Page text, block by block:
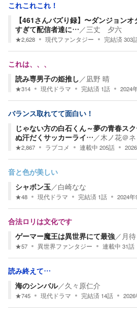
これこれこれ！
【461さんバズり録】〜ダンジョン
すぎて配信者達に…／三丈 夕六
★2,628 現代ファンタジー 完結済303
これは、、、
読み専男子の姫推し／凪野 晴
★314 現代ドラマ 完結済 1話 2024
バランス取れてて面白い！
じゃない方の白石くん～夢の青春ス
ぬ汗だくサッカーライ…／木ノ花＠
★2,867 ラブコメ 連載中 205話
音と色が美しい
シャボン玉／白崎なな
★48 現代ドラマ 完結済 1話 2024年
合法ロリは文化です
ゲーマー魔王は異世界にて最強／ 月
★57 異世界ファンタジー 連載中 31話
読み終えて…
海のシンバル／久々原仁介
★745 現代ドラマ 完結済 14話